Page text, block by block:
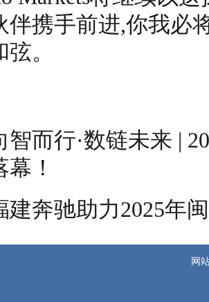
伴携手前进,你我必
。
智而行·数链未来 |
！
建奔驰助力2025年
网